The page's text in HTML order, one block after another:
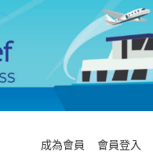
成為會員 會員登入